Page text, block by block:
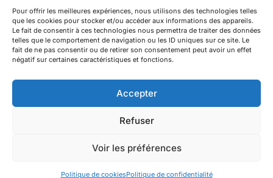
Pour offrir les meilleures expériences, nous utilisons des technologies telles
que les cookies pour stocker et/ou accéder aux informations des appareils.
Le fait de consentir à ces technologies nous permettra de traiter des données
telles que le comportement de navigation ou les ID uniques sur ce site. Le
fait de ne pas consentir ou de retirer son consentement peut avoir un effet
négatif sur certaines caractéristiques et fonctions.
Accepter
Refuser
Voir les préférences
Politique de cookiesPolitique de confidentialité
Tous droits réservés.